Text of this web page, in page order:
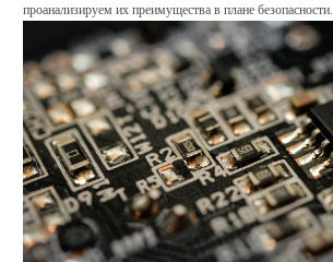
проанализируем их преимущества в плане безопасности.